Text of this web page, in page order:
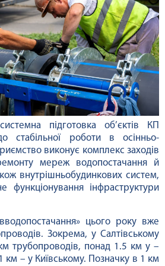
підготовка об’єктів КП
стабільної роботи в осінньо-
виконує комплекс заходів
мереж водопостачання й
внутрішньобудинкових систем,
функціонування інфраструктури
цього року вже
Зокрема, у Салтівському
трубопроводів, понад 1.5 км у –
км – у Київському. Позначку в 1 км